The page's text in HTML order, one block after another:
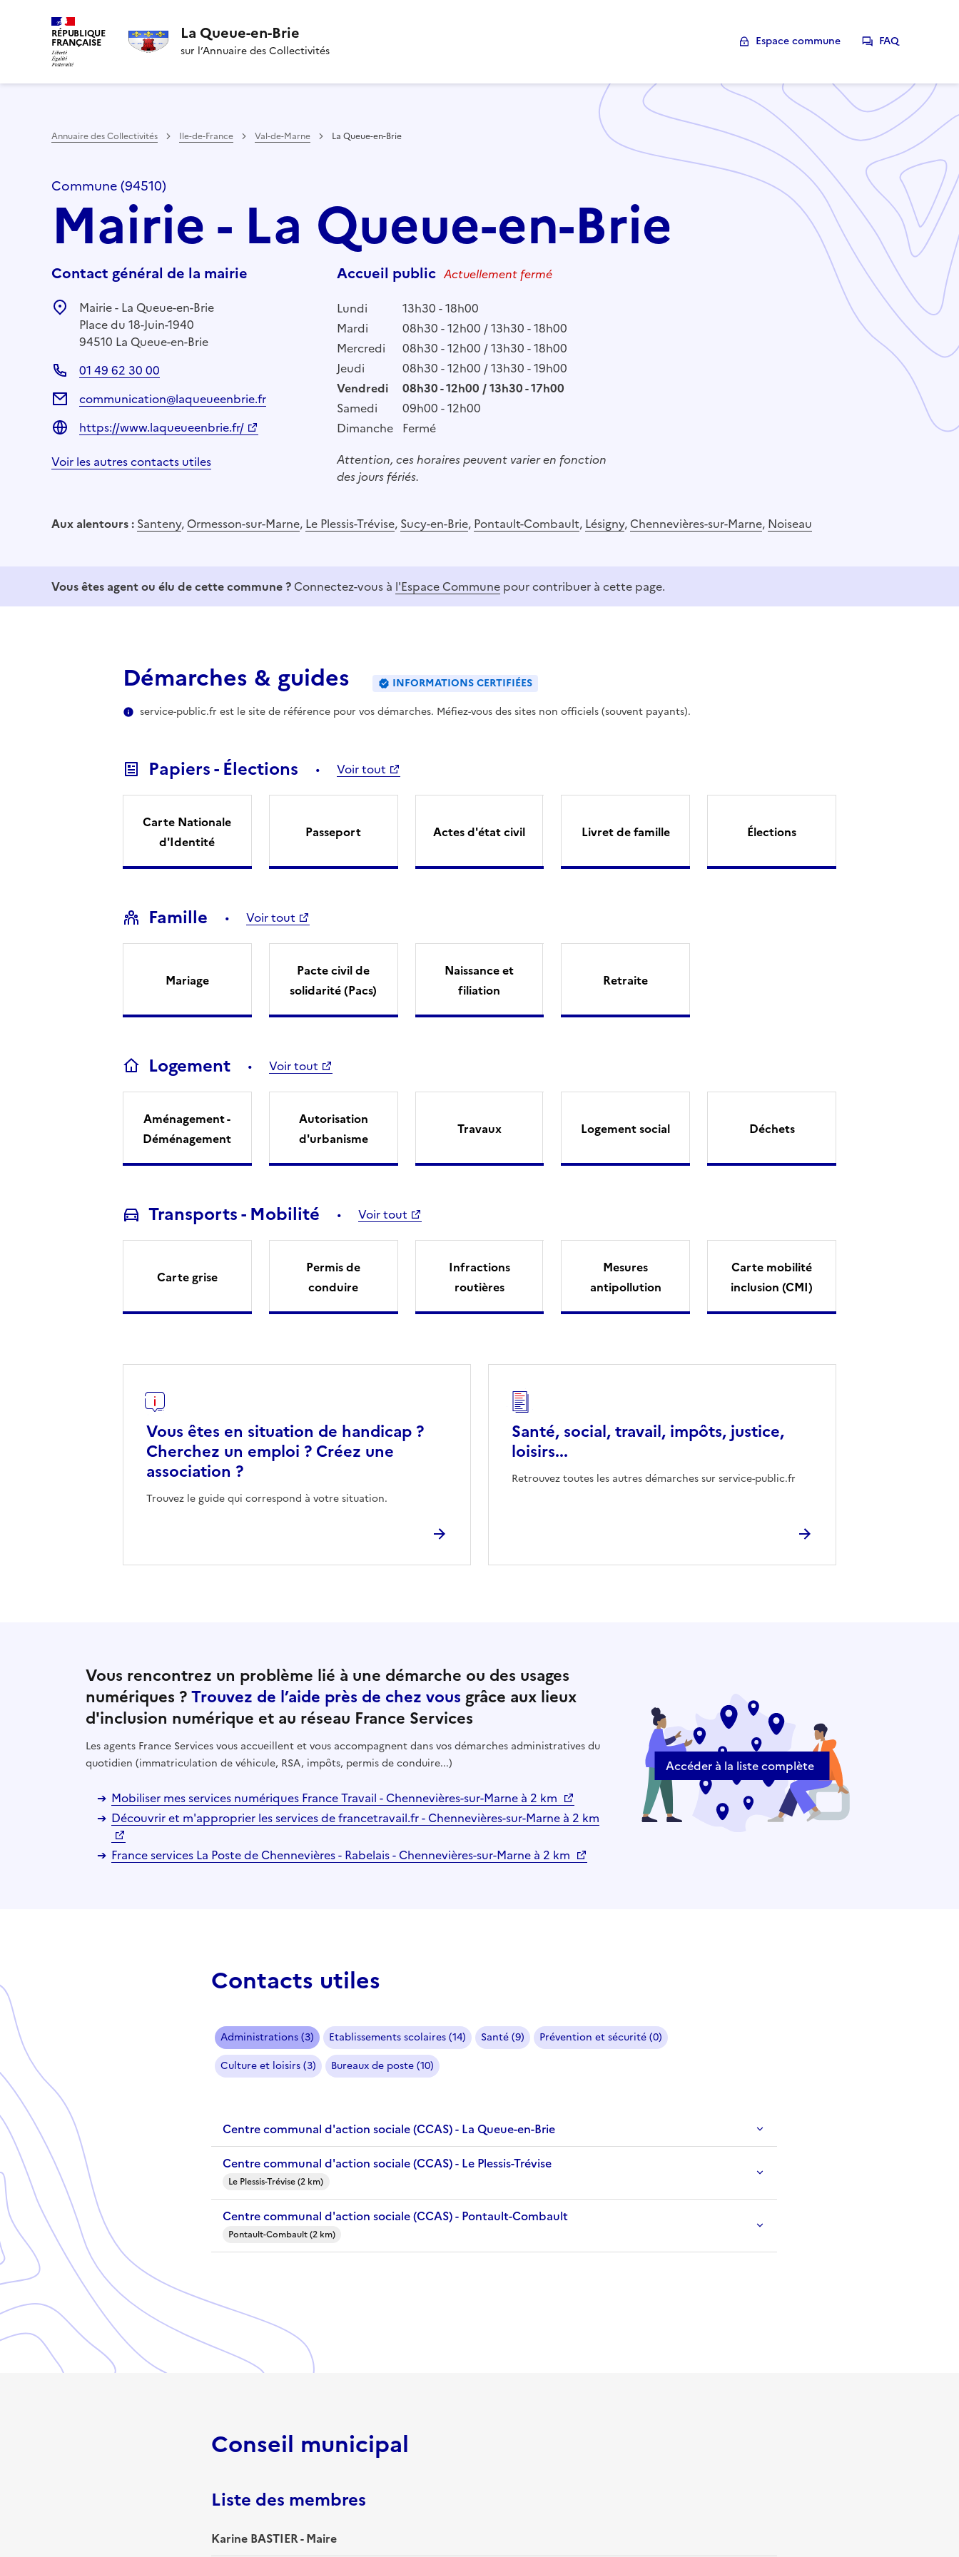
RÉPUBLIQUE
FRANÇAISE La Queue-en-Brie
sur l’Annuaire des Collectivités
Espace commune FAQ
Annuaire des Collectivités Ile-de-France Val-de-Marne La Queue-en-Brie
Commune (94510)
Mairie - La Queue-en-Brie
Contact général de la mairie
Mairie - La Queue-en-Brie
Place du 18-Juin-1940
94510 La Queue-en-Brie
01 49 62 30 00
communication@laqueueenbrie.fr
https://www.laqueueenbrie.fr/
Voir les autres contacts utiles
Accueil public Actuellement fermé
Lundi
13h30 - 18h00
Mardi
08h30 - 12h00 / 13h30 - 18h00
Mercredi
08h30 - 12h00 / 13h30 - 18h00
Jeudi
08h30 - 12h00 / 13h30 - 19h00
Vendredi
08h30 - 12h00 / 13h30 - 17h00
Samedi
09h00 - 12h00
Dimanche Fermé
Attention, ces horaires peuvent varier en fonction
des jours fériés.
Aux alentours : Santeny, Ormesson-sur-Marne, Le Plessis-Trévise, Sucy-en-Brie, Pontault-Combault, Lésigny, Chennevières-sur-Marne, Noiseau
Vous êtes agent ou élu de cette commune ? Connectez-vous à l'Espace Commune pour contribuer à cette page.
Démarches & guides
INFORMATIONS CERTIFIÉES
service-public.fr est le site de référence pour vos démarches. Méfiez-vous des sites non officiels (souvent payants).
Papiers - Élections Voir tout
Carte Nationale
d'Identité
Passeport Actes d'état civil Livret de famille Élections
Famille Voir tout
Mariage
Pacte civil de
solidarité (Pacs)
Naissance et
filiation
Retraite
Logement Voir tout
Aménagement -
Déménagement
Autorisation
d'urbanisme
Travaux Logement social Déchets
Transports - Mobilité Voir tout
Carte grise
Permis de
conduire
Infractions
routières
Mesures
antipollution
Carte mobilité
inclusion (CMI)
Vous êtes en situation de handicap ?
Cherchez un emploi ? Créez une
association ?
Trouvez le guide qui correspond à votre situation.
Santé, social, travail, impôts, justice,
loisirs...
Retrouvez toutes les autres démarches sur service-public.fr
Vous rencontrez un problème lié à une démarche ou des usages
numériques ?Trouvez de l’aide près de chez vous grâce aux lieux
d'inclusion numérique et au réseau France Services
Les agents France Services vous accueillent et vous accompagnent dans vos démarches administratives du
quotidien (immatriculation de véhicule, RSA, impôts, permis de conduire...)
Mobiliser mes services numériques France Travail - Chennevières-sur-Marne à 2 km
Découvrir et m'approprier les services de francetravail.fr - Chennevières-sur-Marne à 2 km
France services La Poste de Chennevières - Rabelais - Chennevières-sur-Marne à 2 km
Accéder à la liste complète
Contacts utiles
Administrations (3) Etablissements scolaires (14) Santé (9)
Prévention et sécurité (0)
Culture et loisirs (3)
Bureaux de poste (10)
Centre communal d'action sociale (CCAS) - La Queue-en-Brie
Centre communal d'action sociale (CCAS) - Le Plessis-Trévise
Le Plessis-Trévise (2 km)
Centre communal d'action sociale (CCAS) - Pontault-Combault
Pontault-Combault (2 km)
Conseil municipal
Liste des membres
Karine BASTIER - Maire